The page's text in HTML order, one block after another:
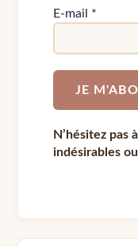
E-mail *
N’hésitez pas
indésirables